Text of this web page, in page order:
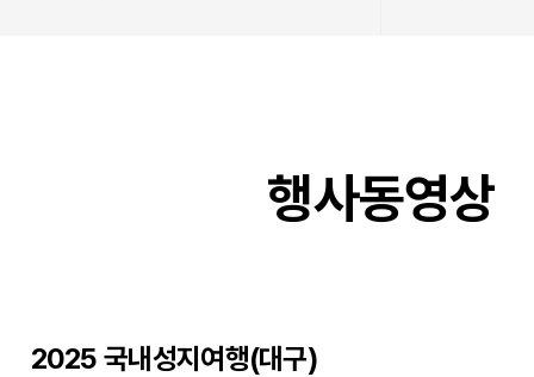
행사동영상
2025 국내성지여행(대구)